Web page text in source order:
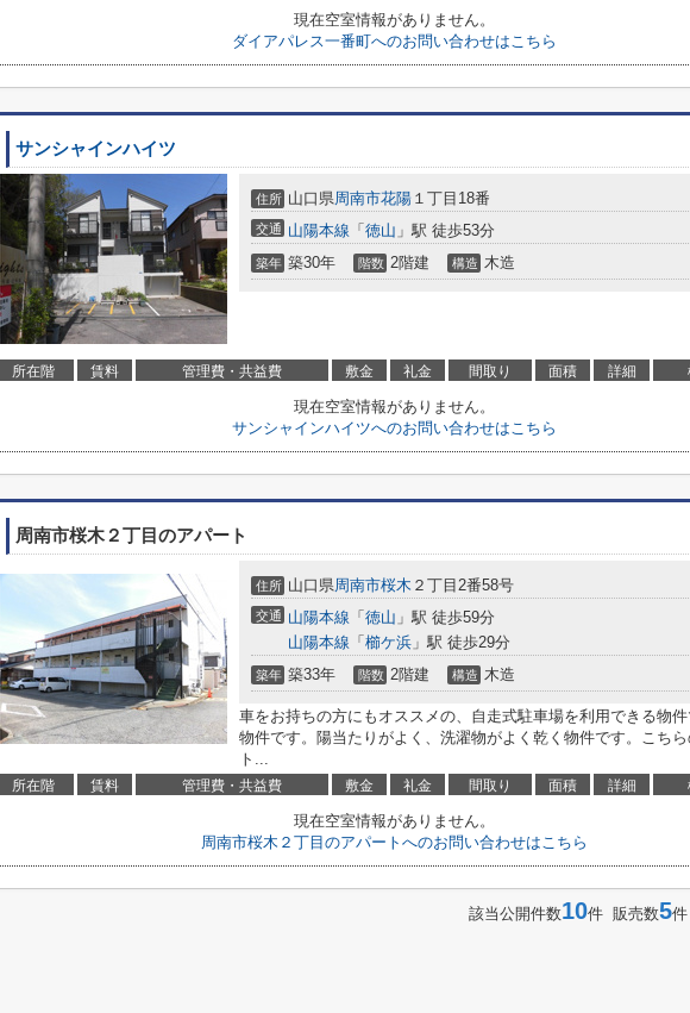
現在空室情報がありません。
ダイアパレス一番町へのお問い合わせはこちら
サンシャインハイツ
住所 山口県周南市花陽 １丁目18番
交通 山陽本線 「 徳山 」駅 徒歩53分
築年 築30年 階数 2階建 構造 木造
所在階 賃料 管理費・共益費 敷金 礼金 間取り 面積 詳細
現在空室情報がありません。
サンシャインハイツへのお問い合わせはこちら
周南市桜木２丁目のアパート
住所 山口県周南市桜木 ２丁目2番58号
交通 山陽本線 「 徳山 」駅 徒歩59分
山陽本線 「 櫛ケ浜 」駅 徒歩29分
築年 築33年 階数 2階建 構造 木造
車をお持ちの方にもオススメの、自走式駐車場を利用できる物
物件です。陽当たりがよく、洗濯物がよく乾く物件です。こち
ト...
所在階 賃料 管理費・共益費 敷金 礼金 間取り 面積 詳細
現在空室情報がありません。
周南市桜木２丁目のアパートへのお問い合わせはこちら
該当公開件数10件 販売数5件